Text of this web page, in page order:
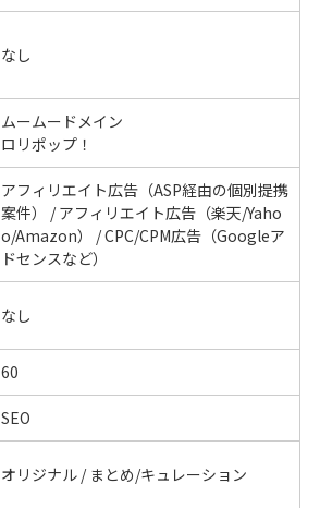
なし
ムームードメイン
ロリポップ！
アフィリエイト広告（ASP経由の個別提携
案件） / アフィリエイト広告（楽天/Yaho
o/Amazon） / CPC/CPM広告（Googleア
ドセンスなど）
なし
60
SEO
オリジナル / まとめ/キュレーション